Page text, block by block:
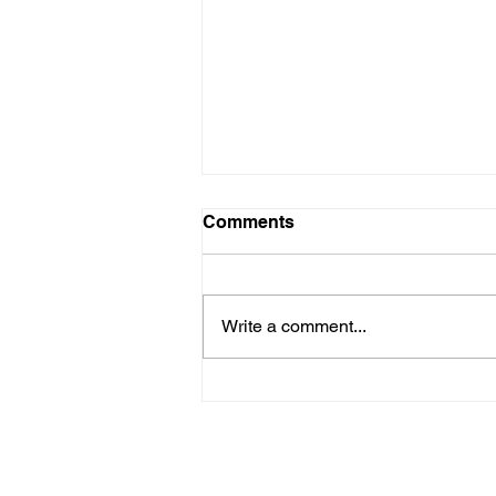
Probleme probleme
Die hoop het toe nie beskaam
noemenswaardige resensie –
Trisa Hugo se skrywe oor...
Comments
Write a comment...